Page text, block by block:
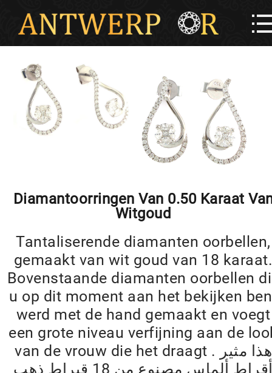
Diamantoorringen Van 0.50 Karaat
Witgoud
Tantaliserende diamanten oorbellen,
gemaakt van wit goud van 18
Bovenstaande diamanten oorbellen
u op dit moment aan het bekijken
werd met de hand gemaakt en voegt
een grote niveau verfijning aan de
van de vrouw die het draagt . هذا مثير
أقراط ألماس مصنوع من 18 قيراط ذهب